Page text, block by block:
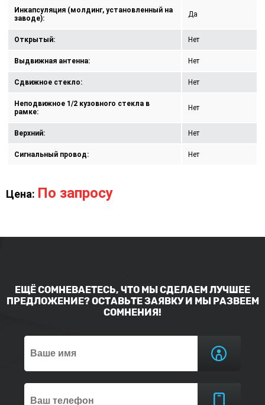
Инкапсуляция (молдинг, установленный на
заводе):
Да
Открытый: Нет
Выдвижная антенна: Нет
Сдвижное стекло: Нет
Неподвижное 1/2 кузовного стекла в
рамке:
Нет
Верхний: Нет
Сигнальный провод: Нет
Цена: По запросу
ЕЩЁ СОМНЕВАЕТЕСЬ, ЧТО МЫ СДЕЛАЕМ ЛУЧШЕЕ
ПРЕДЛОЖЕНИЕ? ОСТАВЬТЕ ЗАЯВКУ И МЫ РАЗВЕЕМ
СОМНЕНИЯ!